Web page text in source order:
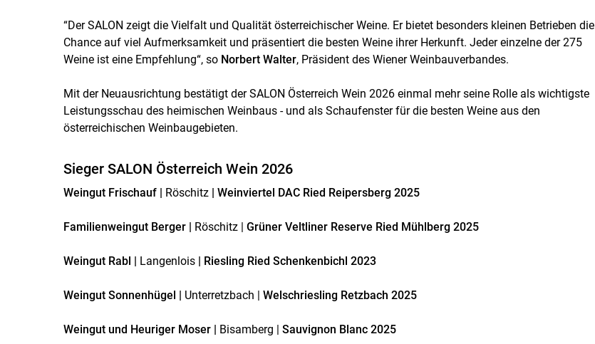
“Der SALON zeigt die Vielfalt und Qualität österreichischer Weine. Er bietet besonders kleinen Betrieben die
Chance auf viel Aufmerksamkeit und präsentiert die besten Weine ihrer Herkunft. Jeder einzelne der 275
Weine ist eine Empfehlung“, so Norbert Walter, Präsident des Wiener Weinbauverbandes.
Mit der Neuausrichtung bestätigt der SALON Österreich Wein 2026 einmal mehr seine Rolle als wichtigste
Leistungsschau des heimischen Weinbaus - und als Schaufenster für die besten Weine aus den
österreichischen Weinbaugebieten.
Sieger SALON Österreich Wein 2026
Weingut Frischauf | Röschitz| Weinviertel DAC Ried Reipersberg 2025
Familienweingut Berger | Röschitz | Grüner Veltliner Reserve Ried Mühlberg 2025
Weingut Rabl | Langenlois| Riesling Ried Schenkenbichl 2023
Weingut Sonnenhügel | Unterretzbach | Welschriesling Retzbach 2025
Weingut und Heuriger Moser | Bisamberg | Sauvignon Blanc 2025